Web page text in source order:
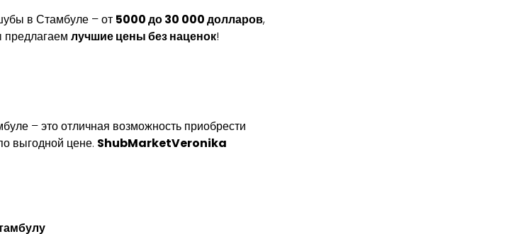
в Стамбуле – от 5000 до 30 000 долларов,
лучшие цены без наценок!
– это отличная возможность приобрести
выгодной цене. ShubMarketVeronika